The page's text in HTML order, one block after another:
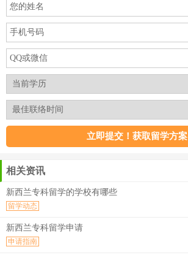
相关资讯
新西兰专科留学的学校有哪些
留学动态
新西兰专科留学申请
申请指南